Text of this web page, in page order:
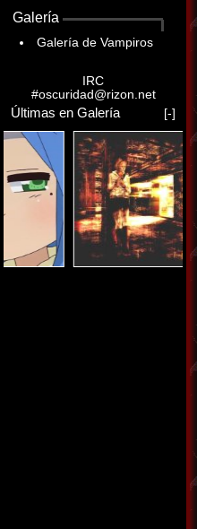
Galería
Galería de Vampiros
IRC
#oscuridad@rizon.net
Últimas en Galería [-]